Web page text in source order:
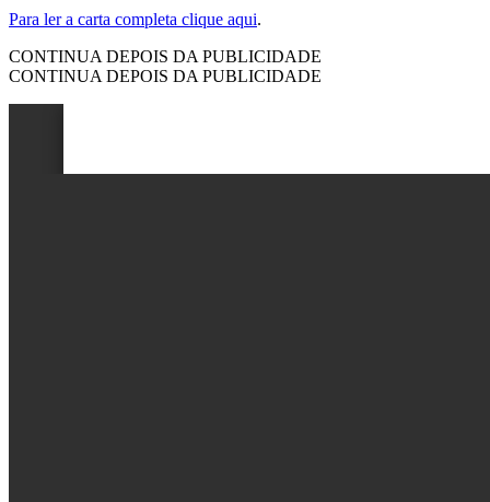
Para ler a carta completa clique aqui.
CONTINUA DEPOIS DA PUBLICIDADE
CONTINUA DEPOIS DA PUBLICIDADE